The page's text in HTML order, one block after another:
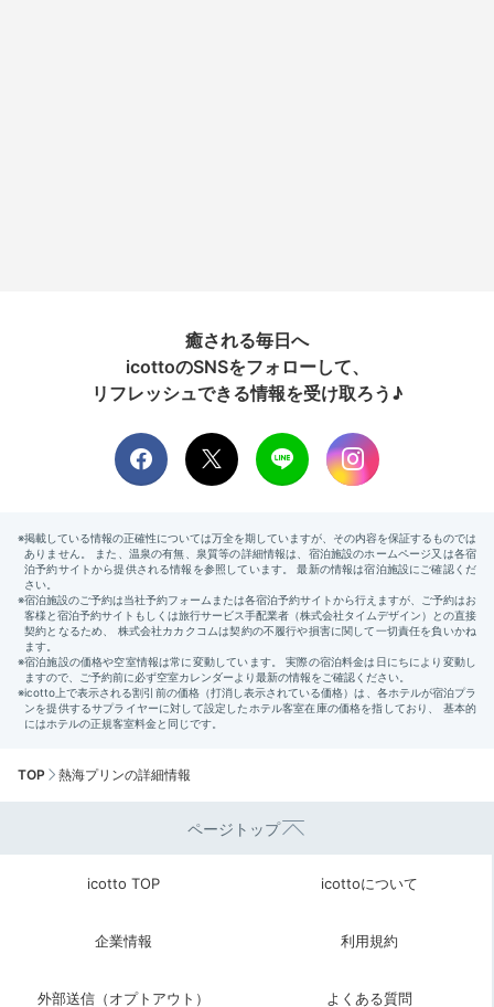
癒される毎日へ
icottoのSNSをフォローして、
リフレッシュできる情報を受け取ろう♪
TOP 熱海プリンの詳細情報
ページトップ
icotto TOP icottoについて
企業情報 利用規約
外部送信（オプトアウト） よくある質問